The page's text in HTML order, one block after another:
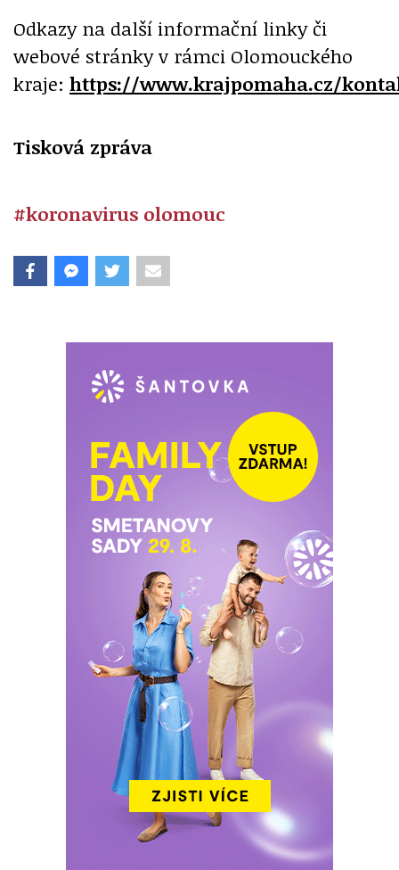
Odkazy na další informační linky či
webové stránky v rámci Olomouckého
kraje: https://www.krajpomaha.cz/
Tisková zpráva
#koronavirus olomouc